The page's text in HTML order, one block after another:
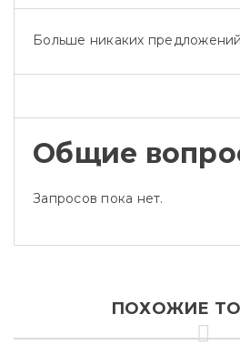
Больше никаких
Общие
Запросов пока нет.
ПОХОЖИЕ